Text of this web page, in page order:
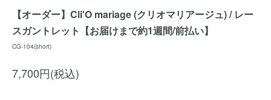
【オーダー】Cli'O mariage (クリオマリアージュ) / レー
スガントレット【お届けまで約1週間/前払い】
CG-104(short)
7,700円(税込)